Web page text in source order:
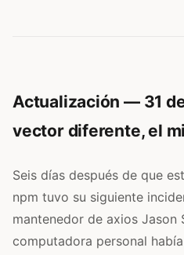
Actualización — 31
vector diferente, el
Seis días después de que
npm tuvo su siguiente
mantenedor de axios Jason
computadora personal